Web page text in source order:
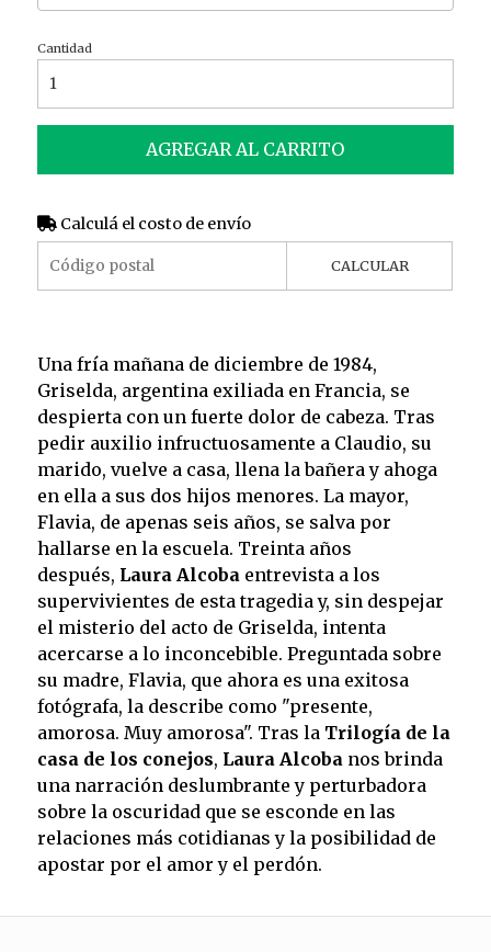
Cantidad
AGREGAR AL CARRITO
Calculá el costo de envío
CALCULAR
Una fría mañana de diciembre de 1984,
Griselda, argentina exiliada en Francia, se
despierta con un fuerte dolor de cabeza. Tras
pedir auxilio infructuosamente a Claudio, su
marido, vuelve a casa, llena la bañera y ahoga
en ella a sus dos hijos menores. La mayor,
Flavia, de apenas seis años, se salva por
hallarse en la escuela. Treinta años
después, Laura Alcoba entrevista a los
supervivientes de esta tragedia y, sin despejar
el misterio del acto de Griselda, intenta
acercarse a lo inconcebible. Preguntada sobre
su madre, Flavia, que ahora es una exitosa
fotógrafa, la describe como "presente,
amorosa. Muy amorosa". Tras la Trilogía de la
casa de los conejos, Laura Alcoba nos brinda
una narración deslumbrante y perturbadora
sobre la oscuridad que se esconde en las
relaciones más cotidianas y la posibilidad de
apostar por el amor y el perdón.